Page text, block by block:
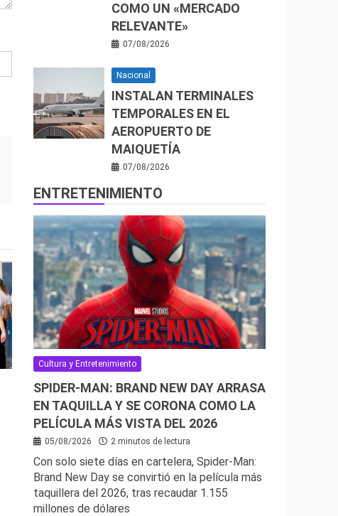
COMO UN «MERCADO
RELEVANTE»
07/08/2026
Nacional
INSTALAN TERMINALES
TEMPORALES EN EL
AEROPUERTO DE
MAIQUETÍA
07/08/2026
ENTRETENIMIENTO
Cultura y Entretenimiento
SPIDER-MAN: BRAND NEW DAY ARRASA
EN TAQUILLA Y SE CORONA COMO LA
PELÍCULA MÁS VISTA DEL 2026
05/08/2026 2 minutos de lectura
Con solo siete días en cartelera, Spider-Man:
Brand New Day se convirtió en la película más
taquillera del 2026, tras recaudar 1.155
millones de dólares